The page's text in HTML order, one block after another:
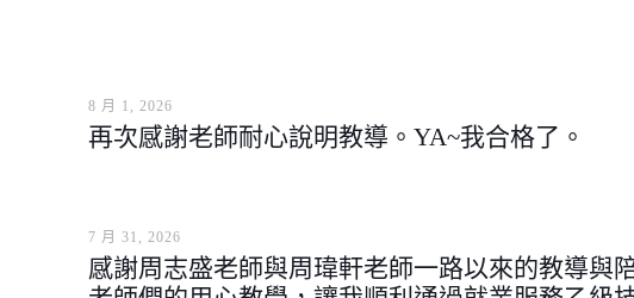
8 月 1, 2026
再次感謝老師耐心說明教導。YA~我合格了。
7 月 31, 2026
感謝周志盛老師與周瑋軒老師一路以來的教導與